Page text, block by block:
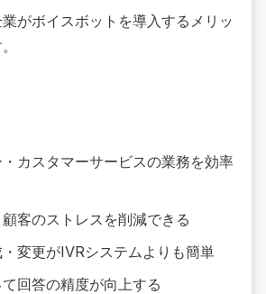
がボイスボットを導入するメリッ
カスタマーサービスの業務を効率
客のストレスを削減できる
変更がIVRシステムよりも簡単
回答の精度が向上する